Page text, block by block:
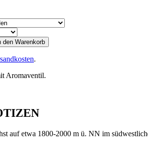
.
Aromaventil.
auf etwa 1800-2000 m ü. NN im